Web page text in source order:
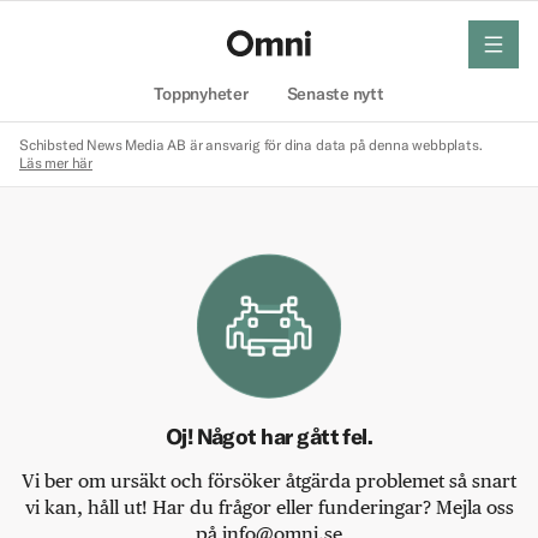
Toppnyheter Senaste nytt
meny
Schibsted News Media AB är ansvarig för dina data på denna webbplats.
Läs mer här
Oj! Något har gått fel.
Vi ber om ursäkt och försöker åtgärda problemet så snart
vi kan, håll ut! Har du frågor eller funderingar? Mejla oss